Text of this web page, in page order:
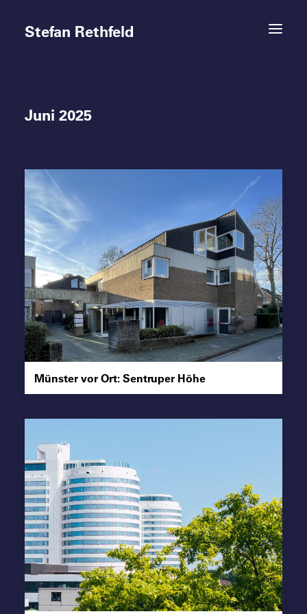
Stefan Rethfeld
Termine
Vita
Kontakt
Suche
Juni 2025
Münster vor Ort: Sentruper Höhe